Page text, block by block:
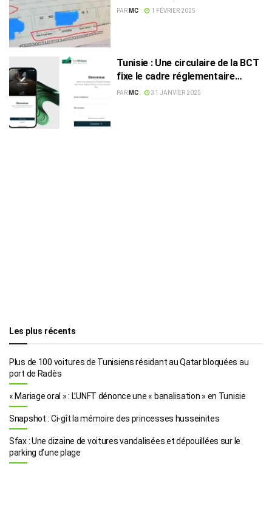
sur les chèques dans leur
PAR MC 1 FÉVRIER 2025
Tunisie : Une circulaire de la BCT
fixe le cadre réglementaire
précis de TuniChèque
PAR MC 31 JANVIER 2025
Les plus récents
Plus de 100 voitures de Tunisiens résidant au Qatar bloquées au
port de Radès
« Mariage oral » : L’UNFT dénonce une « banalisation » en Tunisie
Snapshot : Ci-gît la mémoire des princesses husseinites
Sfax : Une dizaine de voitures vandalisées et dépouillées sur le
parking d’une plage